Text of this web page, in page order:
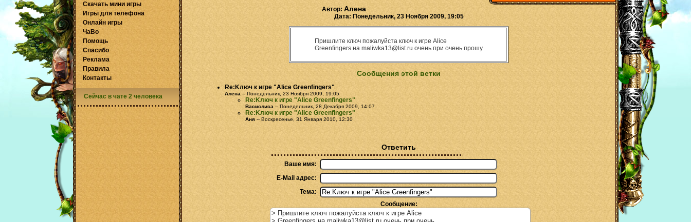
Автор: Алена
Дата: Понедельник, 23 Ноября 2009, 19:05
Пришлите ключ пожалуйста ключ к игре Alice
Greenfingers на maliwka13@list.ru очень при очень прошу
Сообщения этой ветки
Re:Kлюч к игре "Alice Greenfingers"
Алена -- Понедельник, 23 Ноября 2009, 19:05
Re:Kлюч к игре "Alice Greenfingers"
Васислиса -- Понедельник, 28 Декабря 2009, 14:07
Re:Kлюч к игре "Alice Greenfingers"
Аня -- Воскресенье, 31 Января 2010, 12:30
Ответить
Ваше имя:
E-Mail адрес:
Тема:
Сообщение:
Скачать мини игры
Игры для телефона
Онлайн игры
ЧаВо
Помощь
Спасибо
Реклама
Правила
Контакты
Сейчас в чате 2 человека